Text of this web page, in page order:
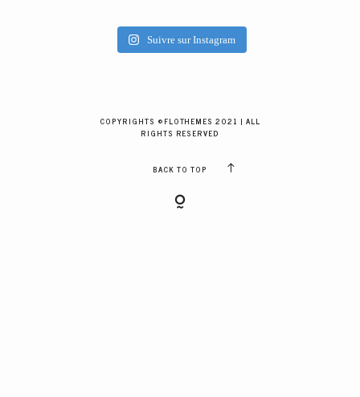
Suivre sur Instagram
COPYRIGHTS ©FLOTHEMES 2021 | ALL
RIGHTS RESERVED
BACK TO TOP
GALERIES CLIENTS
RÉSERVER